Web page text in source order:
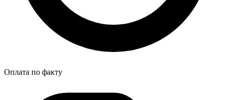
Оплата по факту